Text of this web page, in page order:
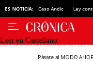
ES NOTICIA: Caso Andic Ley
Leer en Castellano
Pásate al MODO